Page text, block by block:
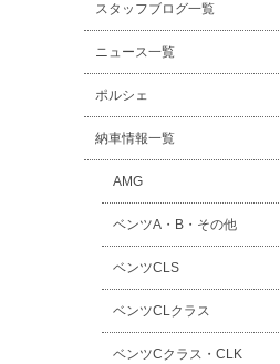
スタッフブログ一覧
ニュース一覧
ポルシェ
納車情報一覧
AMG
ベンツA・B・その他
ベンツCLS
ベンツCLクラス
ベンツCクラス・CLK